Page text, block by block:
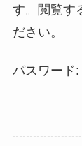
す。閲覧す
ださい。
パスワード: